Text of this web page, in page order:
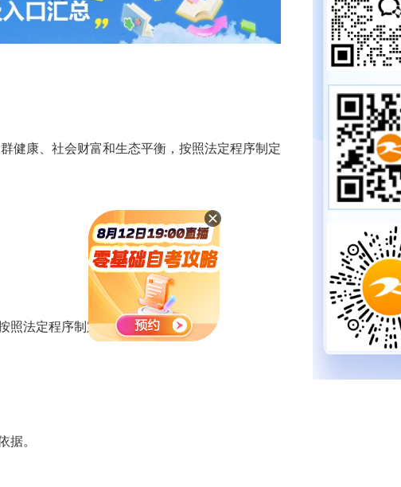
康、社会财富和生态平衡，按照法定程序制定
法定程序制定和颁发。
据。